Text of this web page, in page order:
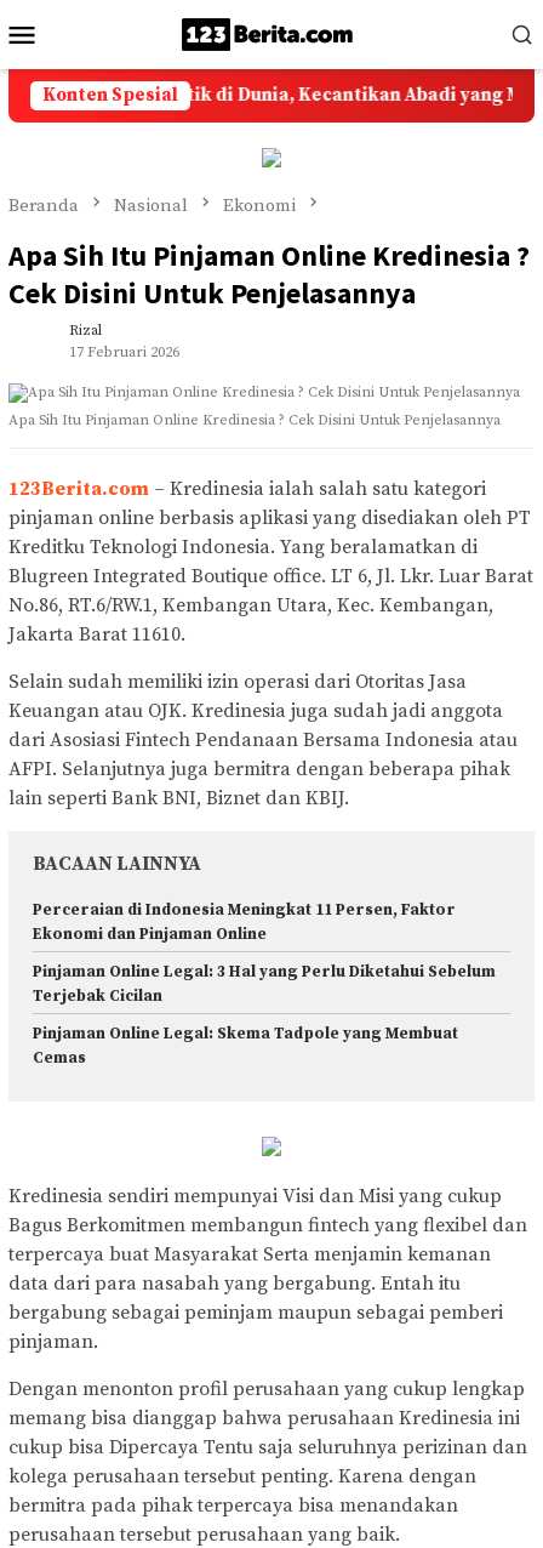
ke
kontenMobile
Konten Spesial
Paling Cantik di Dunia, Kecantikan Abadi yang Memikat
Beranda Nasional Ekonomi
Apa Sih Itu Pinjaman Online Kredinesia ?
Cek Disini Untuk Penjelasannya
Rizal
17 Februari 2026
Apa Sih Itu Pinjaman Online Kredinesia ? Cek Disini Untuk Penjelasannya
123Berita.com – Kredinesia ialah salah satu kategori
pinjaman online berbasis aplikasi yang disediakan oleh PT
Kreditku Teknologi Indonesia. Yang beralamatkan di
Blugreen Integrated Boutique office. LT 6, Jl. Lkr. Luar Barat
No.86, RT.6/RW.1, Kembangan Utara, Kec. Kembangan,
Jakarta Barat 11610.
Selain sudah memiliki izin operasi dari Otoritas Jasa
Keuangan atau OJK. Kredinesia juga sudah jadi anggota
dari Asosiasi Fintech Pendanaan Bersama Indonesia atau
AFPI. Selanjutnya juga bermitra dengan beberapa pihak
lain seperti Bank BNI, Biznet dan KBIJ.
BACAAN LAINNYA
Perceraian di Indonesia Meningkat 11 Persen, Faktor
Ekonomi dan Pinjaman Online
Pinjaman Online Legal: 3 Hal yang Perlu Diketahui Sebelum
Terjebak Cicilan
Pinjaman Online Legal: Skema Tadpole yang Membuat
Cemas
Kredinesia sendiri mempunyai Visi dan Misi yang cukup
Bagus Berkomitmen membangun fintech yang flexibel dan
terpercaya buat Masyarakat Serta menjamin kemanan
data dari para nasabah yang bergabung. Entah itu
bergabung sebagai peminjam maupun sebagai pemberi
pinjaman.
Dengan menonton profil perusahaan yang cukup lengkap
memang bisa dianggap bahwa perusahaan Kredinesia ini
cukup bisa Dipercaya Tentu saja seluruhnya perizinan dan
kolega perusahaan tersebut penting. Karena dengan
bermitra pada pihak terpercaya bisa menandakan
perusahaan tersebut perusahaan yang baik.